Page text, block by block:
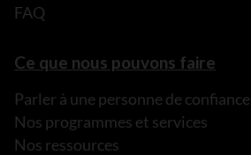
FAQ
Ce que nous pouvons faire
Parler à une personne de confiance
Nos programmes et services
Nos ressources